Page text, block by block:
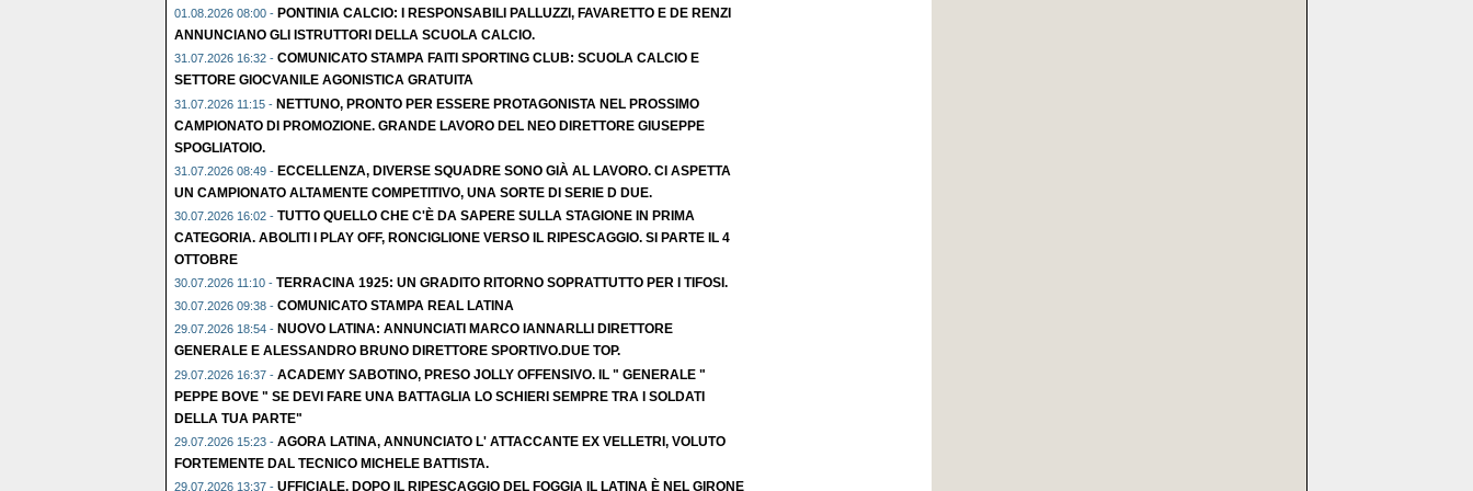
01.08.2026 08:00 - PONTINIA CALCIO: I RESPONSABILI PALLUZZI, FAVARETTO E DE RENZI
ANNUNCIANO GLI ISTRUTTORI DELLA SCUOLA CALCIO.
31.07.2026 16:32 - COMUNICATO STAMPA FAITI SPORTING CLUB: SCUOLA CALCIO E
SETTORE GIOCVANILE AGONISTICA GRATUITA
31.07.2026 11:15 - NETTUNO, PRONTO PER ESSERE PROTAGONISTA NEL PROSSIMO
CAMPIONATO DI PROMOZIONE. GRANDE LAVORO DEL NEO DIRETTORE GIUSEPPE
SPOGLIATOIO.
31.07.2026 08:49 - ECCELLENZA, DIVERSE SQUADRE SONO GIÀ AL LAVORO. CI ASPETTA
UN CAMPIONATO ALTAMENTE COMPETITIVO, UNA SORTE DI SERIE D DUE.
30.07.2026 16:02 - TUTTO QUELLO CHE C'È DA SAPERE SULLA STAGIONE IN PRIMA
CATEGORIA. ABOLITI I PLAY OFF, RONCIGLIONE VERSO IL RIPESCAGGIO. SI PARTE IL 4
OTTOBRE
30.07.2026 11:10 - TERRACINA 1925: UN GRADITO RITORNO SOPRATTUTTO PER I TIFOSI.
30.07.2026 09:38 - COMUNICATO STAMPA REAL LATINA
29.07.2026 18:54 - NUOVO LATINA: ANNUNCIATI MARCO IANNARLLI DIRETTORE
GENERALE E ALESSANDRO BRUNO DIRETTORE SPORTIVO.DUE TOP.
29.07.2026 16:37 - ACADEMY SABOTINO, PRESO JOLLY OFFENSIVO. IL " GENERALE "
PEPPE BOVE " SE DEVI FARE UNA BATTAGLIA LO SCHIERI SEMPRE TRA I SOLDATI
DELLA TUA PARTE"
29.07.2026 15:23 - AGORA LATINA, ANNUNCIATO L' ATTACCANTE EX VELLETRI, VOLUTO
FORTEMENTE DAL TECNICO MICHELE BATTISTA.
29.07.2026 13:37 - UFFICIALE, DOPO IL RIPESCAGGIO DEL FOGGIA IL LATINA È NEL GIRONE